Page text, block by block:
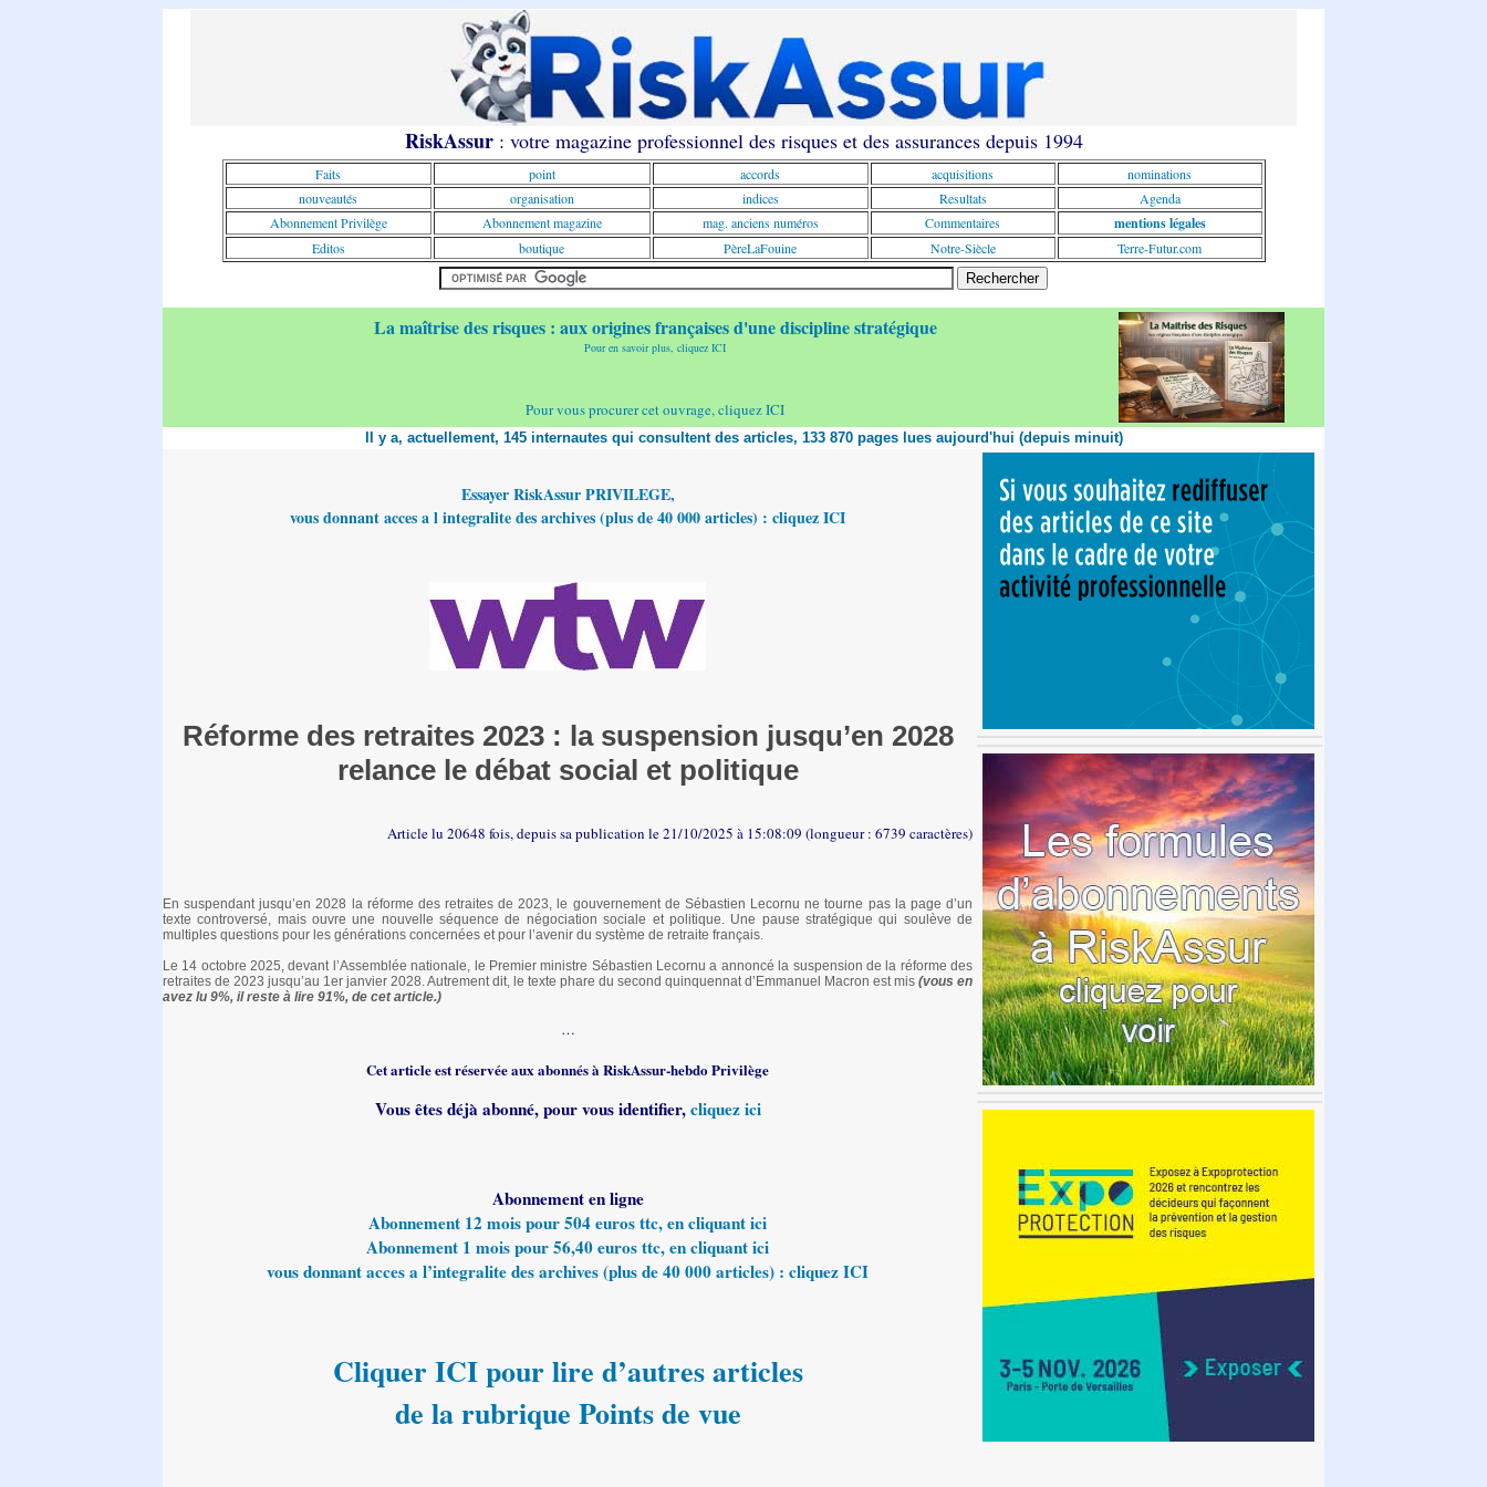
RiskAssur: votre magazine professionnel des risques et des assurances depuis 1994
Faits point accords acquisitions
nominations
nouveautés
organisation indices Resultats
Agenda
Abonnement Privilège
Abonnement magazine mag. anciens numéros Commentaires mentions légales
Editos boutique PèreLaFouine Notre-Siècle Terre-Futur.com
La maîtrise des risques : aux origines françaises d'une discipline stratégique
Pour en savoir plus, cliquez ICI
Pour vous procurer cet ouvrage, cliquez ICI
Il y a, actuellement, 145 internautes qui consultent des articles, 133 870 pages lues aujourd'hui (depuis minuit)
Essayer RiskAssur PRIVILEGE,
vous donnant acces a l integralite des archives (plus de 40 000 articles) : cliquez ICI
Réforme des retraites 2023 : la suspension jusqu’en 2028
relance le débat social et politique
Article lu 20648 fois, depuis sa publication le 21/10/2025 à 15:08:09 (longueur : 6739 caractères)
En suspendant jusqu’en 2028 la réforme des retraites de 2023, le gouvernement de Sébastien Lecornu ne tourne pas la page d’un
texte controversé, mais ouvre une nouvelle séquence de négociation sociale et politique. Une pause stratégique qui soulève de
multiples questions pour les générations concernées et pour l’avenir du système de retraite français.
Le 14 octobre 2025, devant l’Assemblée nationale, le Premier ministre Sébastien Lecornu a annoncé la suspension de la réforme des
retraites de 2023 jusqu’au 1er janvier 2028. Autrement dit, le texte phare du second quinquennat d’Emmanuel Macron est mis (vous en
avez lu 9%, il reste à lire 91%, de cet article.)
…
Cet article est réservée aux abonnés à RiskAssur-hebdo Privilège
Vous êtes déjà abonné, pour vous identifier,cliquez ici
Abonnement en ligne
Abonnement 12 mois pour 504 euros ttc, en cliquant ici
Abonnement 1 mois pour 56,40 euros ttc, en cliquant ici
vous donnant acces a l’integralite des archives (plus de 40 000 articles) : cliquez ICI
Cliquer ICI pour lire d’autres articles
de la rubrique Points de vue